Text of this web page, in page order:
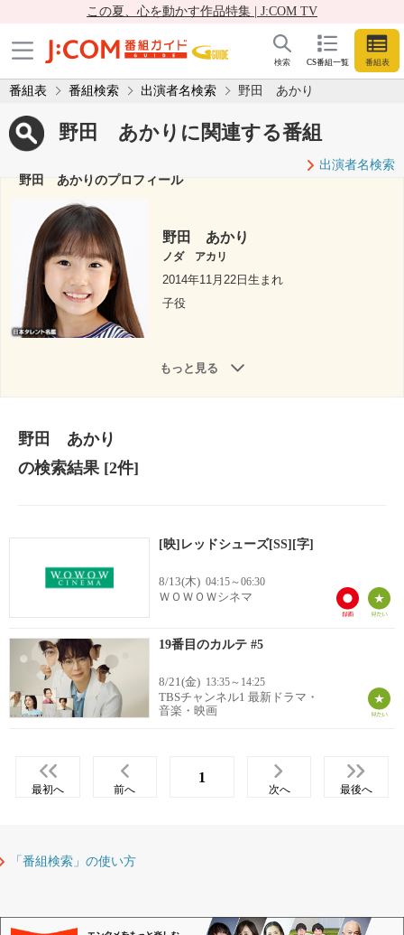
この夏、心を動かす作品特集 | J:COM TV
CS番組一覧 番組表
検索
番組表 番組検索 出演者名検索 野田 あかり
野田 あかりに関連する番組
出演者名検索
野田 あかりのプロフィール
野田 あかり
ノダ アカリ
2014年11月22日生まれ
子役
もっと見る
野田 あかり
の検索結果[2件]
[映]レッドシューズ[SS][字]
8/13(木) 04:15～06:30
ＷＯＷＯＷシネマ
19番目のカルテ #5
8/21(金) 13:35～14:25
TBSチャンネル1 最新ドラマ・
音楽・映画
最初へ 前へ
1
次へ 最後へ
「番組検索」の使い方